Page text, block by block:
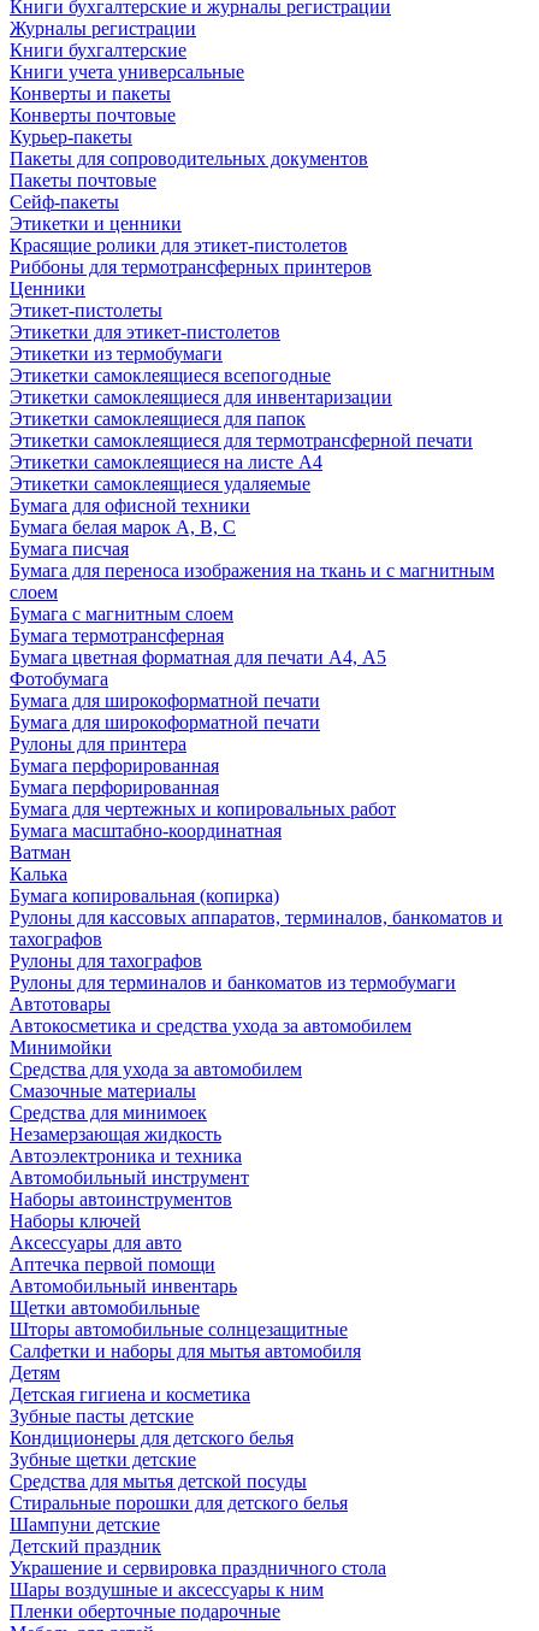
Книги бухгалтерские и журналы регистрации
Журналы регистрации
Книги бухгалтерские
Книги учета универсальные
Конверты и пакеты
Конверты почтовые
Курьер-пакеты
Пакеты для сопроводительных документов
Пакеты почтовые
Сейф-пакеты
Этикетки и ценники
Красящие ролики для этикет-пистолетов
Риббоны для термотрансферных принтеров
Ценники
Этикет-пистолеты
Этикетки для этикет-пистолетов
Этикетки из термобумаги
Этикетки самоклеящиеся всепогодные
Этикетки самоклеящиеся для инвентаризации
Этикетки самоклеящиеся для папок
Этикетки самоклеящиеся для термотрансферной печати
Этикетки самоклеящиеся на листе А4
Этикетки самоклеящиеся удаляемые
Бумага для офисной техники
Бумага белая марок А, В, С
Бумага писчая
Бумага для переноса изображения на ткань и с магнитным
слоем
Бумага с магнитным слоем
Бумага термотрансферная
Бумага цветная форматная для печати А4, А5
Фотобумага
Бумага для широкоформатной печати
Бумага для широкоформатной печати
Рулоны для принтера
Бумага перфорированная
Бумага перфорированная
Бумага для чертежных и копировальных работ
Бумага масштабно-координатная
Ватман
Калька
Бумага копировальная (копирка)
Рулоны для кассовых аппаратов, терминалов, банкоматов и
тахографов
Рулоны для тахографов
Рулоны для терминалов и банкоматов из термобумаги
Автотовары
Автокосметика и средства ухода за автомобилем
Минимойки
Средства для ухода за автомобилем
Смазочные материалы
Средства для минимоек
Незамерзающая жидкость
Автоэлектроника и техника
Автомобильный инструмент
Наборы автоинструментов
Наборы ключей
Аксессуары для авто
Аптечка первой помощи
Автомобильный инвентарь
Щетки автомобильные
Шторы автомобильные солнцезащитные
Салфетки и наборы для мытья автомобиля
Детям
Детская гигиена и косметика
Зубные пасты детские
Кондиционеры для детского белья
Зубные щетки детские
Средства для мытья детской посуды
Стиральные порошки для детского белья
Шампуни детские
Детский праздник
Украшение и сервировка праздничного стола
Шары воздушные и аксессуары к ним
Пленки оберточные подарочные